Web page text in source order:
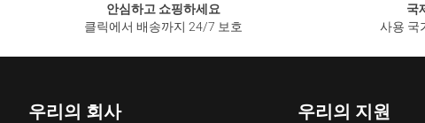
안심하고 쇼핑하세요
클릭에서 배송까지 24/7 보호
국
사용 국
우리의 회사 우리의 지원